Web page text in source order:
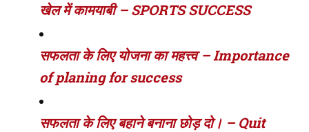
खेल में कामयाबी – SPORTS SUCCESS
सफलता के लिए योजना का महत्त्व – Importance
of planing for success
सफलता के लिए बहाने बनाना छोड़ दो। – Quit